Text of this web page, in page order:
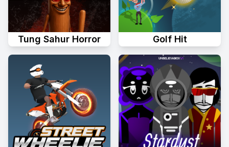
Tung Sahur Horror Golf Hit